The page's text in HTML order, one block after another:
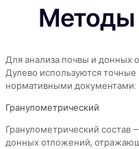
Методы
Для анализа почвы и донных
Дулево используются
нормативными документами:
Гранулометрический
Гранулометрический состав
донных отложений,